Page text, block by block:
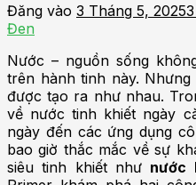
Đăng vào 3 Tháng 5, 2025
Đen
Nước – nguồn sống
trên hành tinh này.
được tạo ra như nhau.
về nước tinh khiết ngày
ngày đến các ứng dụng
bao giờ thắc mắc về sự
siêu tinh khiết như nước